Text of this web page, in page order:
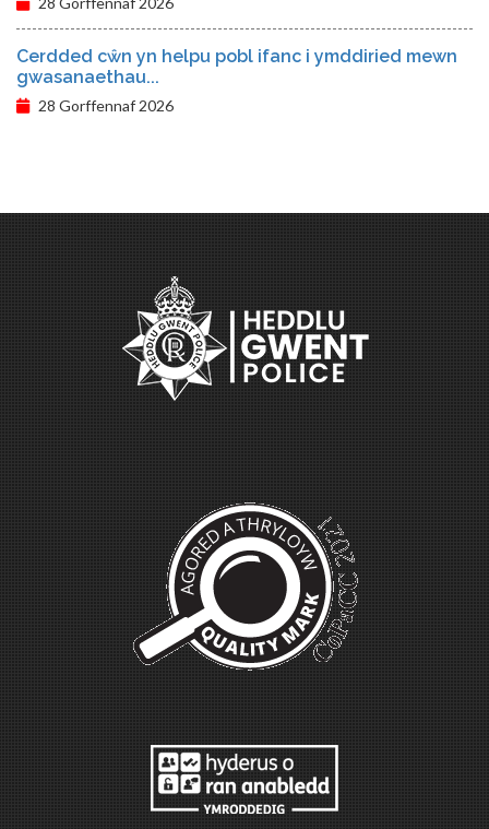
Cerdded cŵn yn helpu pobl ifanc i ymddiried mewn
gwasanaethau...
28 Gorffennaf 2026